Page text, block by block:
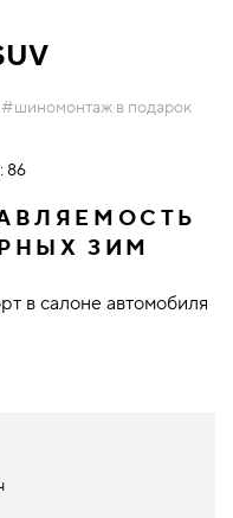
#шиномонтаж в подарок
86
ЗИМ
в салоне автомобиля